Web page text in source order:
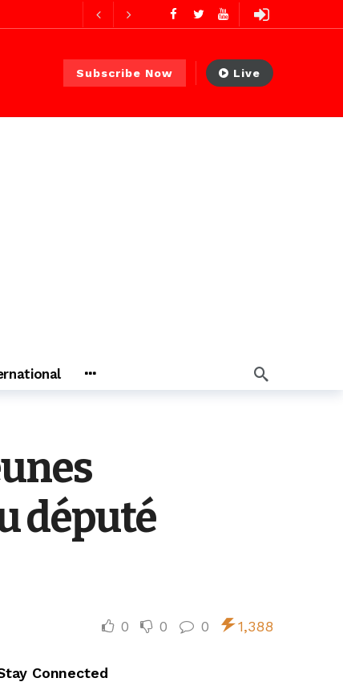
Subscribe Now Live
député
0 0 0 1,388
Connected